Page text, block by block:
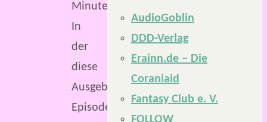
Minuten
In
der
diese
Ausgebüxt-
Episode
AudioGoblin
DDD-Verlag
Erainn.de – Die
Coraniaid
Fantasy Club e. V.
FOLLOW